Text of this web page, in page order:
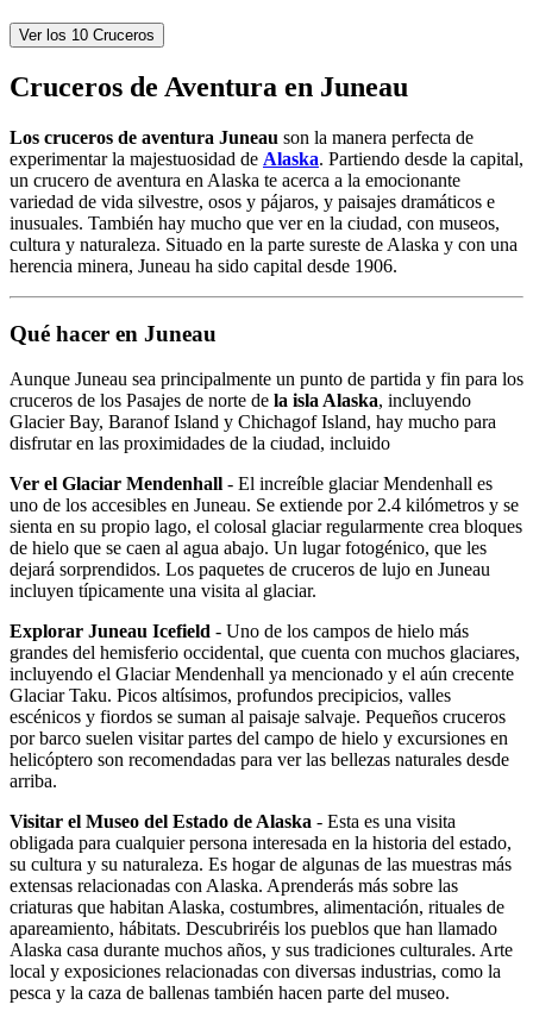
Ver los 10 Cruceros
Cruceros de Aventura en Juneau
Los cruceros de aventura Juneau son la manera perfecta de
experimentar la majestuosidad de Alaska. Partiendo desde la capital,
un crucero de aventura en Alaska te acerca a la emocionante
variedad de vida silvestre, osos y pájaros, y paisajes dramáticos e
inusuales. También hay mucho que ver en la ciudad, con museos,
cultura y naturaleza. Situado en la parte sureste de Alaska y con una
herencia minera, Juneau ha sido capital desde 1906.
Qué hacer en Juneau
Aunque Juneau sea principalmente un punto de partida y fin para los
cruceros de los Pasajes de norte de la isla Alaska, incluyendo
Glacier Bay, Baranof Island y Chichagof Island, hay mucho para
disfrutar en las proximidades de la ciudad, incluido
Ver el Glaciar Mendenhall - El increíble glaciar Mendenhall es
uno de los accesibles en Juneau. Se extiende por 2.4 kilómetros y se
sienta en su propio lago, el colosal glaciar regularmente crea bloques
de hielo que se caen al agua abajo. Un lugar fotogénico, que les
dejará sorprendidos. Los paquetes de cruceros de lujo en Juneau
incluyen típicamente una visita al glaciar.
Explorar Juneau Icefield - Uno de los campos de hielo más
grandes del hemisferio occidental, que cuenta con muchos glaciares,
incluyendo el Glaciar Mendenhall ya mencionado y el aún crecente
Glaciar Taku. Picos altísimos, profundos precipicios, valles
escénicos y fiordos se suman al paisaje salvaje. Pequeños cruceros
por barco suelen visitar partes del campo de hielo y excursiones en
helicóptero son recomendadas para ver las bellezas naturales desde
arriba.
Visitar el Museo del Estado de Alaska - Esta es una visita
obligada para cualquier persona interesada en la historia del estado,
su cultura y su naturaleza. Es hogar de algunas de las muestras más
extensas relacionadas con Alaska. Aprenderás más sobre las
criaturas que habitan Alaska, costumbres, alimentación, rituales de
apareamiento, hábitats. Descubriréis los pueblos que han llamado
Alaska casa durante muchos años, y sus tradiciones culturales. Arte
local y exposiciones relacionadas con diversas industrias, como la
pesca y la caza de ballenas también hacen parte del museo.